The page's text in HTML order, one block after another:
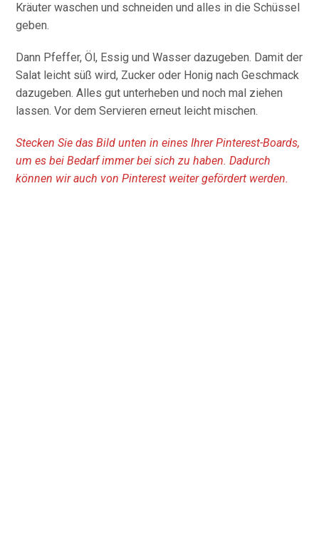
Kräuter waschen und schneiden und alles in die Schüssel
geben.
Dann Pfeffer, Öl, Essig und Wasser dazugeben. Damit der
Salat leicht süß wird, Zucker oder Honig nach Geschmack
dazugeben. Alles gut unterheben und noch mal ziehen
lassen. Vor dem Servieren erneut leicht mischen.
Stecken Sie das Bild unten in eines Ihrer Pinterest-Boards,
um es bei Bedarf immer bei sich zu haben. Dadurch
können wir auch von Pinterest weiter gefördert werden.